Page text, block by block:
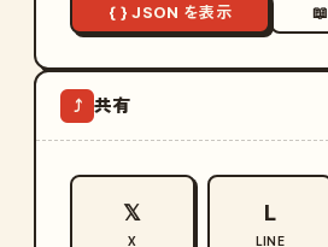
{ } JSON を表示
⤴ 共有
𝕏
X
L
LINE